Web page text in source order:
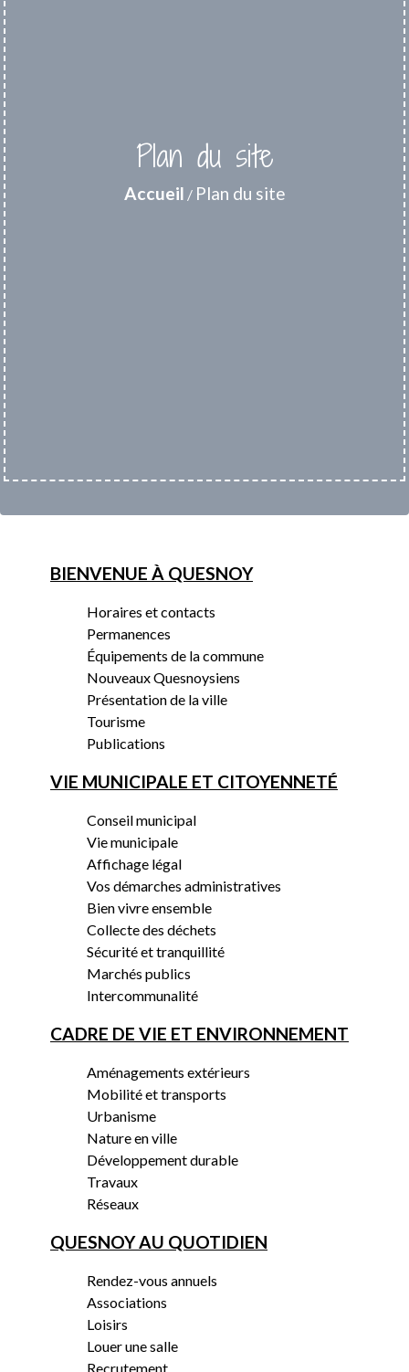
Plan du site
Accueil / Plan du site
BIENVENUE À QUESNOY
Horaires et contacts
Permanences
Équipements de la commune
Nouveaux Quesnoysiens
Présentation de la ville
Tourisme
Publications
VIE MUNICIPALE ET CITOYENNETÉ
Conseil municipal
Vie municipale
Affichage légal
Vos démarches administratives
Bien vivre ensemble
Collecte des déchets
Sécurité et tranquillité
Marchés publics
Intercommunalité
CADRE DE VIE ET ENVIRONNEMENT
Aménagements extérieurs
Mobilité et transports
Urbanisme
Nature en ville
Développement durable
Travaux
Réseaux
QUESNOY AU QUOTIDIEN
Rendez-vous annuels
Associations
Loisirs
Louer une salle
Recrutement